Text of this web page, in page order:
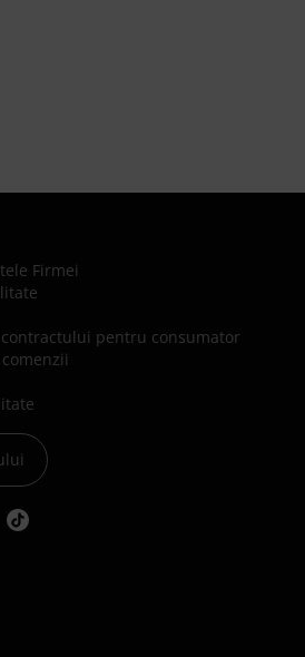
Firmei
pentru consumator